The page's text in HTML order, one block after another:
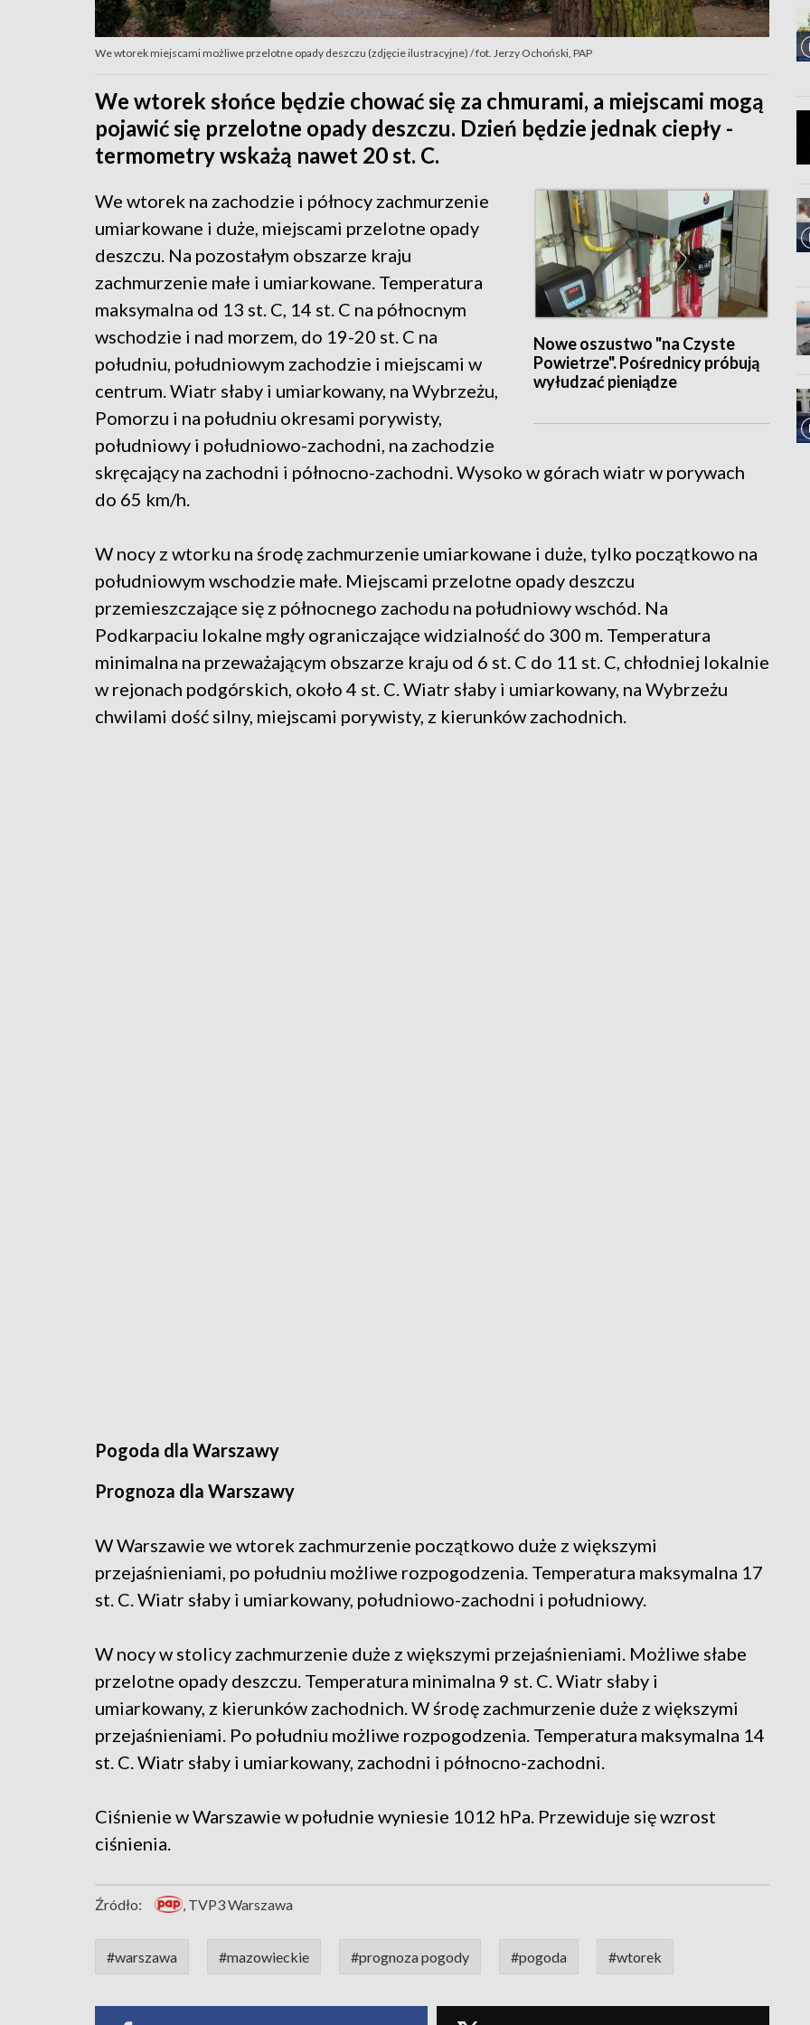
We wtorek miejscami możliwe przelotne opady deszczu (zdjęcie ilustracyjne) / fot. Jerzy Ochoński, PAP
We wtorek słońce będzie chować się za chmurami, a miejscami mogą
pojawić się przelotne opady deszczu. Dzień będzie jednak ciepły -
termometry wskażą nawet 20 st. C.
Nowe oszustwo "na Czyste
Powietrze". Pośrednicy próbują
wyłudzać pieniądze
We wtorek na zachodzie i północy zachmurzenie
umiarkowane i duże, miejscami przelotne opady
deszczu. Na pozostałym obszarze kraju
zachmurzenie małe i umiarkowane. Temperatura
maksymalna od 13 st. C, 14 st. C na północnym
wschodzie i nad morzem, do 19-20 st. C na
południu, południowym zachodzie i miejscami w
centrum. Wiatr słaby i umiarkowany, na Wybrzeżu,
Pomorzu i na południu okresami porywisty,
południowy i południowo-zachodni, na zachodzie
skręcający na zachodni i północno-zachodni. Wysoko w górach wiatr w porywach
do 65 km/h.
W nocy z wtorku na środę zachmurzenie umiarkowane i duże, tylko początkowo na
południowym wschodzie małe. Miejscami przelotne opady deszczu
przemieszczające się z północnego zachodu na południowy wschód. Na
Podkarpaciu lokalne mgły ograniczające widzialność do 300 m. Temperatura
minimalna na przeważającym obszarze kraju od 6 st. C do 11 st. C, chłodniej lokalnie
w rejonach podgórskich, około 4 st. C. Wiatr słaby i umiarkowany, na Wybrzeżu
chwilami dość silny, miejscami porywisty, z kierunków zachodnich.
Pogoda dla Warszawy
Prognoza dla Warszawy
W Warszawie we wtorek zachmurzenie początkowo duże z większymi
przejaśnieniami, po południu możliwe rozpogodzenia. Temperatura maksymalna 17
st. C. Wiatr słaby i umiarkowany, południowo-zachodni i południowy.
W nocy w stolicy zachmurzenie duże z większymi przejaśnieniami. Możliwe słabe
przelotne opady deszczu. Temperatura minimalna 9 st. C. Wiatr słaby i
umiarkowany, z kierunków zachodnich. W środę zachmurzenie duże z większymi
przejaśnieniami. Po południu możliwe rozpogodzenia. Temperatura maksymalna 14
st. C. Wiatr słaby i umiarkowany, zachodni i północno-zachodni.
Ciśnienie w Warszawie w południe wyniesie 1012 hPa. Przewiduje się wzrost
ciśnienia.
Źródło: , TVP3 Warszawa
#warszawa #mazowieckie #prognoza pogody #pogoda #wtorek